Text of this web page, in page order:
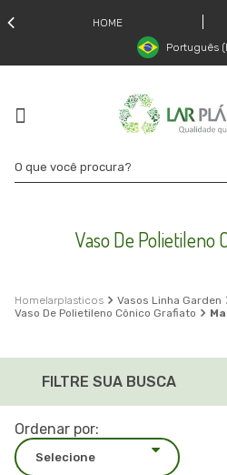
HOME
Português
Vaso De Polietileno
larplasticos Vasos Linha Garden
Vaso De Polietileno Cônico Grafiato
FILTRE SUA BUSCA
Ordenar por: